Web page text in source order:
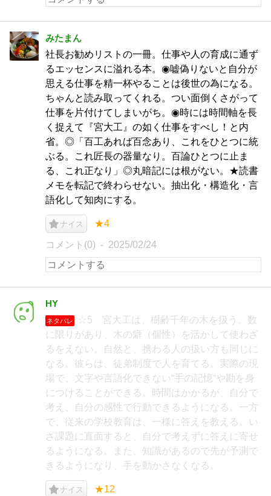
みたまん
社長お勧めリストの一冊。仕事や人の育成に通ず
るエッセンスに溢れる本。◉嘘偽りないと自分が
思える仕事を精一杯やることは後世の為になる。
ちゃんと読み取ってくれる。つい面倒くさがって
仕事を片付けてしまいがち。◉時には時間軸を長
く捉えて『宮大工』の如く仕事をすべし！と内
省。◎「百工あれば百念あり、これをひとつに統
ぶる。これ匠長の器量なり。百論ひとつに止ま
る、これ正なり」◎丸暗記には根がない。★読書
メモを転記で終わらせない。抽出化・構造化・言
語化して知肉にする。
ナイス ★4
コメント(0) 2025/02/24
HY
ネタバレ
☆5 宮大工は、樹齢千年の木を扱う。数
に限りがあり、木の癖（個性）を活かして使わざ
るをえない。自然と、携わる人の扱い方も同じに
なる。彼らは、徒弟制度で人を育てる。実際の現
場で、文字や言語化できない“手の記憶“や勘を身
につけることができる。時間はかかるが、自分で
考え、自分の感性で行動できるようになる。一方
で、従来の学校教育は、一様に答えを教える。い
ざ課題に直面すると、自分で考えずに答えに寄せ
るようになる。また、知識があるので先が予測で
きるようになり、手を動かさなくなる。
ナイス ★12